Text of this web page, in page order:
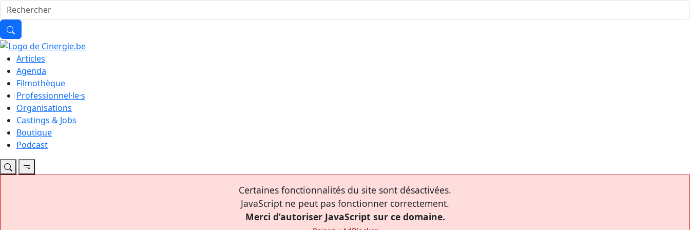
Articles
Agenda
Filmothèque
Professionnel·le·s
Organisations
Castings & Jobs
Boutique
Podcast
Certaines fonctionnalités du site sont désactivées.
JavaScript ne peut pas fonctionner correctement.
Merci d’autoriser JavaScript sur ce domaine.